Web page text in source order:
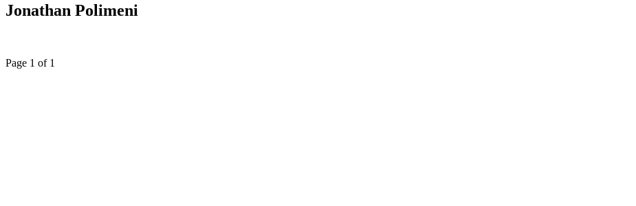
Jonathan Polimeni
Page 1 of 1